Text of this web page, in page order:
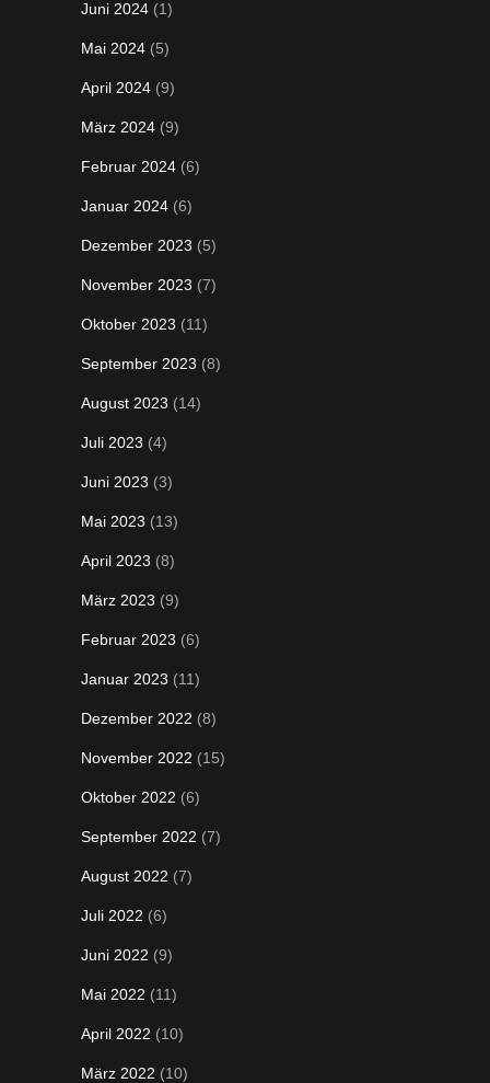
Juni 2024 (1)
Mai 2024 (5)
April 2024 (9)
März 2024 (9)
Februar 2024 (6)
Januar 2024 (6)
Dezember 2023 (5)
November 2023 (7)
Oktober 2023 (11)
September 2023 (8)
August 2023 (14)
Juli 2023 (4)
Juni 2023 (3)
Mai 2023 (13)
April 2023 (8)
März 2023 (9)
Februar 2023 (6)
Januar 2023 (11)
Dezember 2022 (8)
November 2022 (15)
Oktober 2022 (6)
September 2022 (7)
August 2022 (7)
Juli 2022 (6)
Juni 2022 (9)
Mai 2022 (11)
April 2022 (10)
März 2022 (10)